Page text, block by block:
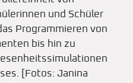
und Schüler
Programmieren von
bis hin zu
[Fotos: Janina